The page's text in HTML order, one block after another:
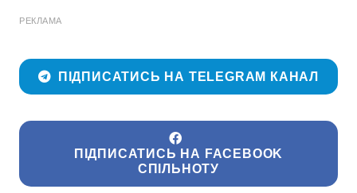
РЕКЛАМА
ПІДПИСАТИСЬ НА TELEGRAM КАНАЛ
ПІДПИСАТИСЬ НА FACEBOOK
СПІЛЬНОТУ